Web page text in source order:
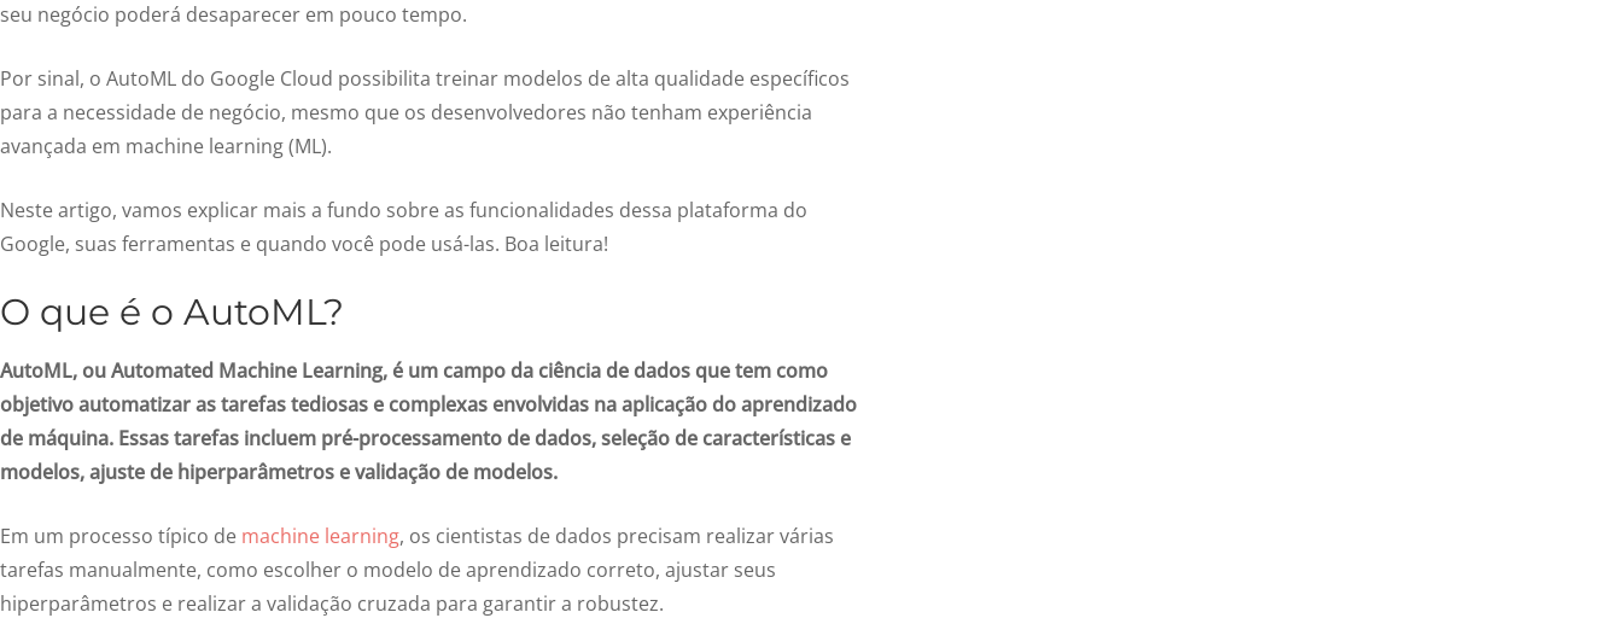
seu negócio poderá desaparecer em pouco tempo.
Por sinal, o AutoML do Google Cloud possibilita treinar modelos de alta qualidade específicos
para a necessidade de negócio, mesmo que os desenvolvedores não tenham experiência
avançada em machine learning (ML).
Neste artigo, vamos explicar mais a fundo sobre as funcionalidades dessa plataforma do
Google, suas ferramentas e quando você pode usá-las. Boa leitura!
O que é o AutoML?
AutoML, ou Automated Machine Learning, é um campo da ciência de dados que tem como
objetivo automatizar as tarefas tediosas e complexas envolvidas na aplicação do aprendizado
de máquina. Essas tarefas incluem pré-processamento de dados, seleção de características e
modelos, ajuste de hiperparâmetros e validação de modelos.
Em um processo típico de machine learning, os cientistas de dados precisam realizar várias
tarefas manualmente, como escolher o modelo de aprendizado correto, ajustar seus
hiperparâmetros e realizar a validação cruzada para garantir a robustez.